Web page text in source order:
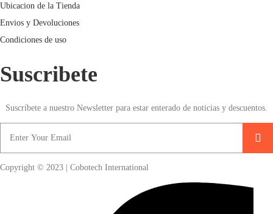
Ubicacion de la Tienda
Envios y Devoluciones
Condiciones de uso
Suscribete
Suscríbete a nuestro Newsletter para estar enterado de noticias y descuentos.
Copyright © 2023 | Cobotech International